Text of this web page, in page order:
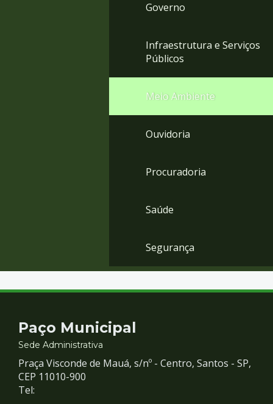
Governo
Infraestrutura e Serviços
Públicos
Meio Ambiente
Ouvidoria
Procuradoria
Saúde
Segurança
Contato
e
Redes
Paço Municipal
Sede Administrativa
Praça Visconde de Mauá, s/nº - Centro, Santos - SP,
CEP 11010-900
Tel: